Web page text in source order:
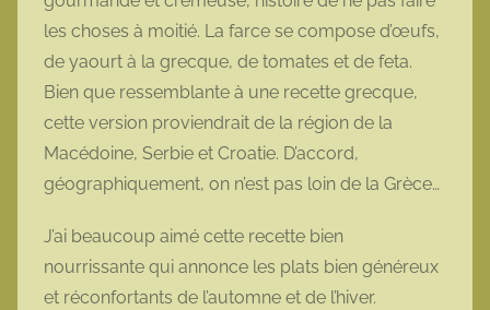
les choses à moitié. La farce se compose d’œufs,
de yaourt à la grecque, de tomates et de feta.
Bien que ressemblante à une recette grecque,
cette version proviendrait de la région de la
Macédoine, Serbie et Croatie. D’accord,
géographiquement, on n’est pas loin de la Grèce…
J’ai beaucoup aimé cette recette bien
nourrissante qui annonce les plats bien généreux
et réconfortants de l’automne et de l’hiver.